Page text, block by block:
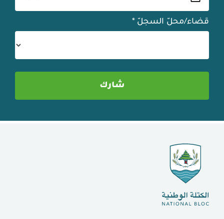
قضاء/محلّ السجلّ *